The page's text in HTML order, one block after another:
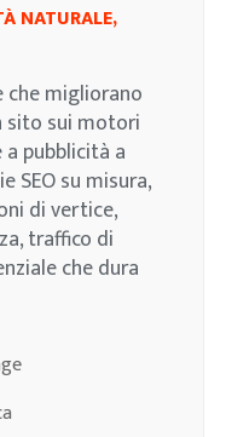
NATURALE,
che migliorano
sito sui motori
pubblicità a
SEO su misura,
di vertice,
traffico di
che dura